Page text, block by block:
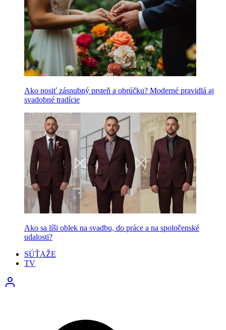
Ako nosiť zásnubný prsteň a obrúčku? Moderné pravidlá aj
svadobné tradície
Ako sa líši oblek na svadbu, do práce a na spoločenské
udalosti?
SÚŤAŽE
TV